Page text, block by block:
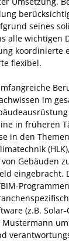
seines
alle wichtigen
koordinierte
flexibel.
im
in früheren
in den
Gebäuden
eingebracht.
(z.B.
Mustermann